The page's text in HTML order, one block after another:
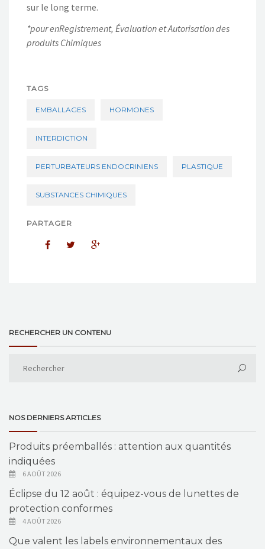
sur le long terme.
*pour enRegistrement, Évaluation et Autorisation des
produits Chimiques
TAGS
EMBALLAGES HORMONES
INTERDICTION
PERTURBATEURS ENDOCRINIENS PLASTIQUE
SUBSTANCES CHIMIQUES
PARTAGER
RECHERCHER UN CONTENU
NOS DERNIERS ARTICLES
Produits préemballés : attention aux quantités
indiquées
6 AOÛT 2026
Éclipse du 12 août : équipez-vous de lunettes de
protection conformes
4 AOÛT 2026
Que valent les labels environnementaux des